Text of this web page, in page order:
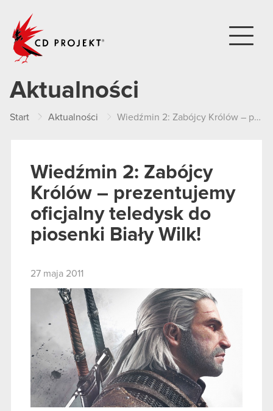
Aktualności
Start Aktualności Wiedźmin 2: Zabójcy Królów – prezentujemy oficjalny teledysk do piosenki Biały Wilk!
Wiedźmin 2: Zabójcy
Królów – prezentujemy
oficjalny teledysk do
piosenki Biały Wilk!
27 maja 2011